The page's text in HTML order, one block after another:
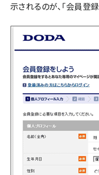
meo (1275)
llmo (1163)
示されるのが、「会員登録